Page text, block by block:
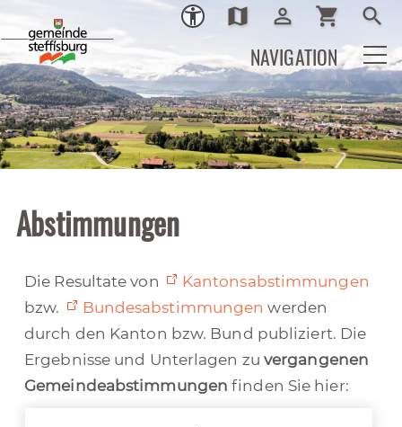
Ortsplan
map Login
person_outline shopping_cart search
NAVIGATION
Abstimmungen
Die Resultate von
Kantonsabstimmungen
bzw.
Bundesabstimmungen werden
durch den Kanton bzw. Bund publiziert. Die
Ergebnisse und Unterlagen zu vergangenen
Gemeindeabstimmungen finden Sie hier: